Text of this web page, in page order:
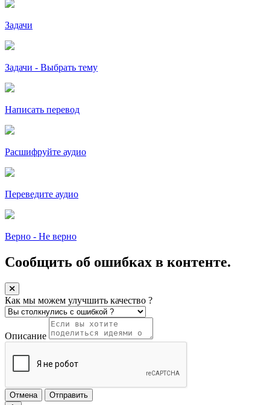
Задачи
Задачи - Выбрать тему
Написать перевод
Расшифруйте аудио
Переведите аудио
Верно - Не верно
Сообщить об ошибках в контенте.
Как мы можем улучшить качество ?
Описание
Отмена Отправить